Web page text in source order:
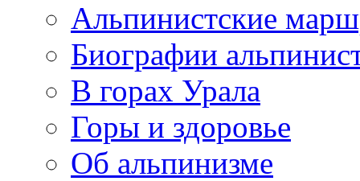
Альпинистские
Биографии
В горах Урала
Горы и здоровье
Об альпинизме